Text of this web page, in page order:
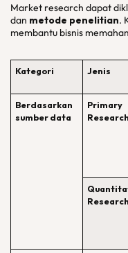
Market research dapat
dan metode penelitian.
membantu bisnis
Kategori Jenis
Berdasarkan
sumber data
Primary
Research
Research